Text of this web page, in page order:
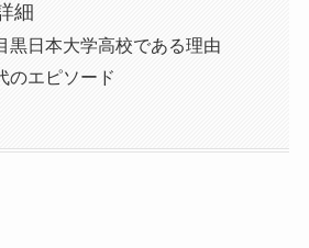
細
黒日本大学高校である理由
のエピソード